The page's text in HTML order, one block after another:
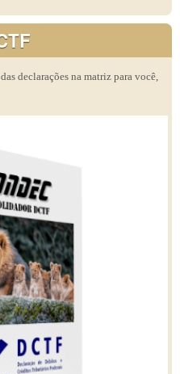
declarações na matriz para você,